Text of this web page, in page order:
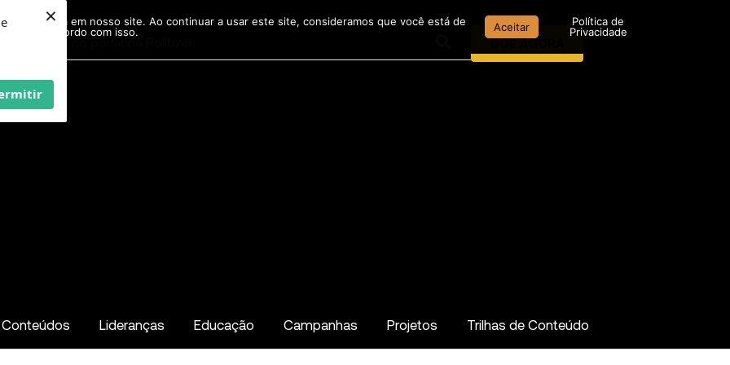
×
Pesquisar
DOE AGORA
Conteúdos Lideranças Educação Campanhas Projetos Trilhas de Conteúdo
experiência em nosso site. Ao continuar a usar este site, consideramos que você está de
acordo com isso.
Aceitar
Política de
Privacidade